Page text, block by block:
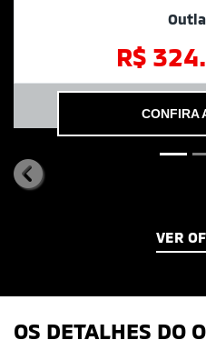
templates.template-
VER
OS DETALHES DO